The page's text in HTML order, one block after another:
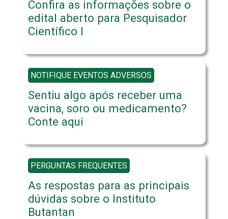
Confira as informações sobre o
edital aberto para Pesquisador
Científico I
NOTIFIQUE EVENTOS ADVERSOS
Sentiu algo após receber uma
vacina, soro ou medicamento?
Conte aqui
PERGUNTAS FREQUENTES
As respostas para as principais
dúvidas sobre o Instituto
Butantan